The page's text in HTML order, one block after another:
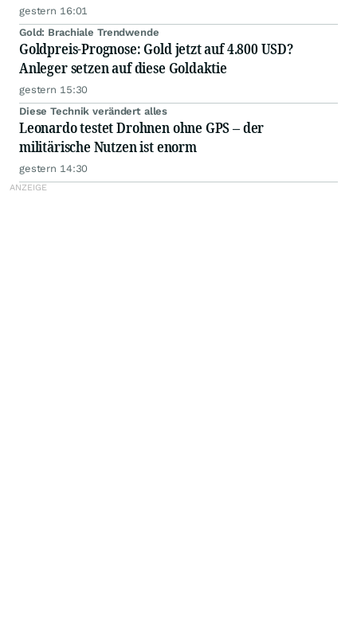
gestern 16:01
Gold: Brachiale Trendwende
Goldpreis-Prognose: Gold jetzt auf 4.800 USD?
Anleger setzen auf diese Goldaktie
gestern 15:30
Diese Technik verändert alles
Leonardo testet Drohnen ohne GPS – der
militärische Nutzen ist enorm
gestern 14:30